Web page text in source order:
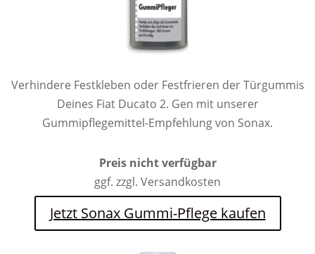
Verhindere Festkleben oder Festfrieren der Türgummis
Deines Fiat Ducato 2. Gen mit unserer
Gummipflegemittel-Empfehlung von Sonax.
Preis nicht verfügbar
ggf. zzgl. Versandkosten
Jetzt Sonax Gummi-Pflege kaufen